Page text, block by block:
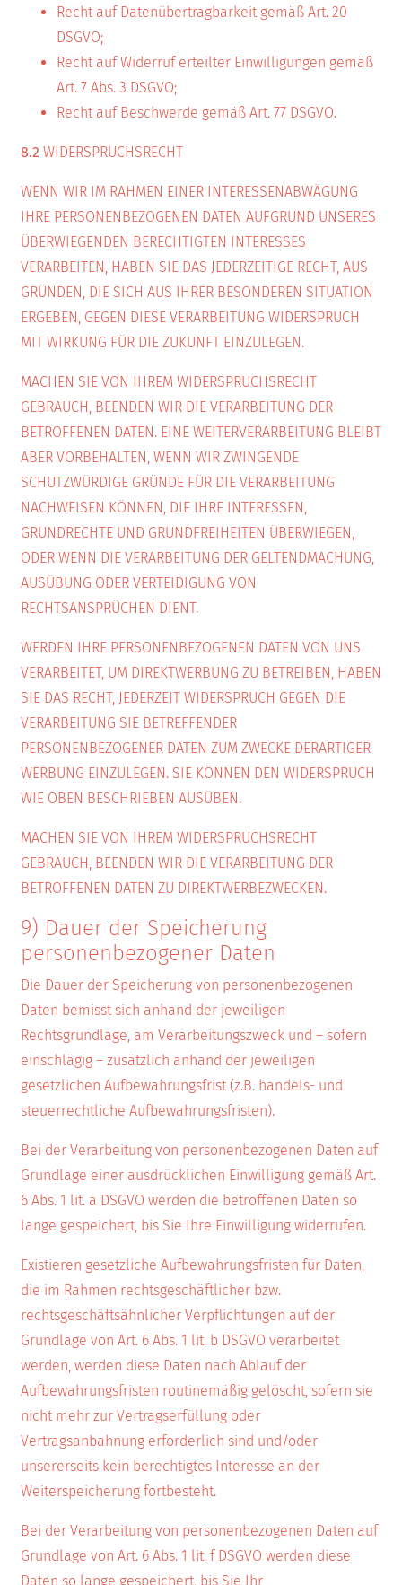
Recht auf Datenübertragbarkeit gemäß Art. 20
DSGVO;
Recht auf Widerruf erteilter Einwilligungen gemäß
Art. 7 Abs. 3 DSGVO;
Recht auf Beschwerde gemäß Art. 77 DSGVO.
8.2 WIDERSPRUCHSRECHT
WENN WIR IM RAHMEN EINER INTERESSENABWÄGUNG
IHRE PERSONENBEZOGENEN DATEN AUFGRUND UNSERES
ÜBERWIEGENDEN BERECHTIGTEN INTERESSES
VERARBEITEN, HABEN SIE DAS JEDERZEITIGE RECHT, AUS
GRÜNDEN, DIE SICH AUS IHRER BESONDEREN SITUATION
ERGEBEN, GEGEN DIESE VERARBEITUNG WIDERSPRUCH
MIT WIRKUNG FÜR DIE ZUKUNFT EINZULEGEN.
MACHEN SIE VON IHREM WIDERSPRUCHSRECHT
GEBRAUCH, BEENDEN WIR DIE VERARBEITUNG DER
BETROFFENEN DATEN. EINE WEITERVERARBEITUNG BLEIBT
ABER VORBEHALTEN, WENN WIR ZWINGENDE
SCHUTZWÜRDIGE GRÜNDE FÜR DIE VERARBEITUNG
NACHWEISEN KÖNNEN, DIE IHRE INTERESSEN,
GRUNDRECHTE UND GRUNDFREIHEITEN ÜBERWIEGEN,
ODER WENN DIE VERARBEITUNG DER GELTENDMACHUNG,
AUSÜBUNG ODER VERTEIDIGUNG VON
RECHTSANSPRÜCHEN DIENT.
WERDEN IHRE PERSONENBEZOGENEN DATEN VON UNS
VERARBEITET, UM DIREKTWERBUNG ZU BETREIBEN, HABEN
SIE DAS RECHT, JEDERZEIT WIDERSPRUCH GEGEN DIE
VERARBEITUNG SIE BETREFFENDER
PERSONENBEZOGENER DATEN ZUM ZWECKE DERARTIGER
WERBUNG EINZULEGEN. SIE KÖNNEN DEN WIDERSPRUCH
WIE OBEN BESCHRIEBEN AUSÜBEN.
MACHEN SIE VON IHREM WIDERSPRUCHSRECHT
GEBRAUCH, BEENDEN WIR DIE VERARBEITUNG DER
BETROFFENEN DATEN ZU DIREKTWERBEZWECKEN.
9) Dauer der Speicherung
personenbezogener Daten
Die Dauer der Speicherung von personenbezogenen
Daten bemisst sich anhand der jeweiligen
Rechtsgrundlage, am Verarbeitungszweck und – sofern
einschlägig – zusätzlich anhand der jeweiligen
gesetzlichen Aufbewahrungsfrist (z.B. handels- und
steuerrechtliche Aufbewahrungsfristen).
Bei der Verarbeitung von personenbezogenen Daten auf
Grundlage einer ausdrücklichen Einwilligung gemäß Art.
6 Abs. 1 lit. a DSGVO werden die betroffenen Daten so
lange gespeichert, bis Sie Ihre Einwilligung widerrufen.
Existieren gesetzliche Aufbewahrungsfristen für Daten,
die im Rahmen rechtsgeschäftlicher bzw.
rechtsgeschäftsähnlicher Verpflichtungen auf der
Grundlage von Art. 6 Abs. 1 lit. b DSGVO verarbeitet
werden, werden diese Daten nach Ablauf der
Aufbewahrungsfristen routinemäßig gelöscht, sofern sie
nicht mehr zur Vertragserfüllung oder
Vertragsanbahnung erforderlich sind und/oder
unsererseits kein berechtigtes Interesse an der
Weiterspeicherung fortbesteht.
Bei der Verarbeitung von personenbezogenen Daten auf
Grundlage von Art. 6 Abs. 1 lit. f DSGVO werden diese
Daten so lange gespeichert, bis Sie Ihr